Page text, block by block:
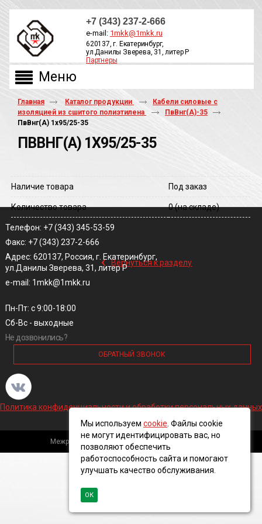
+7 (343) 237-2-666
e-mail: 1mkk@1mkk.ru
620137, г. Екатеринбург,
ул.Данилы Зверева, 31, литер Р
Партнеры
Главная Каталог продукции
Кабели силовые с
изоляцией из сшитого полиэтилена
ПвВнг(А)-35
ПвВнг(A) 1х95/25-35
ПВВНГ(A) 1Х95/25-35
Наличие товара Под заказ
Количество товара 0(на складе)
‹ Вернуться к разделу
Телефон: +7 (343) 345-53-59
Факс: +7 (343) 237-2-666
Адрес: 620137, Россия, г. Екатеринбург,
ул.Данилы Зверева, 31, литер Р
e-mail: 1mkk@1mkk.ru
Пн-Пт: с 9:00-18:00
Сб-Вс - выходные
Не дозвонились?
ОБРАТНЫЙ ЗВОНОК
Политика конфиденциальности и обработки персональных данных
Межрегиональная кабельная компания, 2016 ©
Мы используем cookie . Файлы cookie
не могут идентифицировать вас, но
позволяют обеспечить
работоспособность сайта и помогают
улучшать качество обслуживания.
ОК